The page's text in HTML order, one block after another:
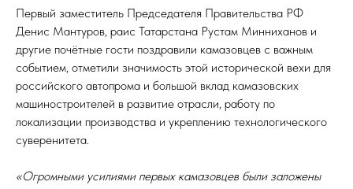
Первый заместитель Председателя Правительства РФ
Денис Мантуров, раис Татарстана Рустам Минниханов и
другие почётные гости поздравили камазовцев с важным
событием, отметили значимость этой исторической вехи для
российского автопрома и большой вклад камазовских
машиностроителей в развитие отрасли, работу по
локализации производства и укреплению технологического
суверенитета.
«Огромными усилиями первых камазовцев были заложены